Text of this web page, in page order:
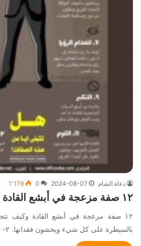
دعاة الشام 2024-08-07
0 1٬179
١٢ صفة مزعجة في أبشع القادة وكيف تتجنبها
بالسيطرة على كل شيء ويخشون فقدانها. ٢- التشتت: القادة…